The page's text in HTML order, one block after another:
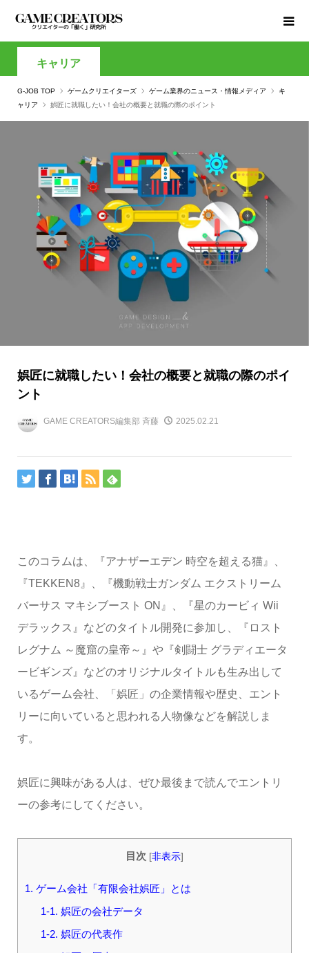
キャリア
G-JOB TOP ゲームクリエイターズ ゲーム業界のニュース・情報メディア
キ
ャリア
娯匠に就職したい！会社の概要と就職の際のポイント
娯匠に就職したい！会社の概要と就職の際のポイ
ント
GAME CREATORS編集部 斉藤 2025.02.21
このコラムは、『アナザーエデン 時空を超える猫』、
『TEKKEN8』、『機動戦士ガンダム エクストリーム
バーサス マキシブースト ON』、『星のカービィ Wii
デラックス』などのタイトル開発に参加し、『ロスト
レグナム ～魔窟の皇帝～』や『剣闘士 グラディエータ
ービギンズ』などのオリジナルタイトルも生み出して
いるゲーム会社、「娯匠」の企業情報や歴史、エント
リーに向いていると思われる人物像などを解説しま
す。
娯匠に興味がある人は、ぜひ最後まで読んでエントリ
ーの参考にしてください。
目次 [非表示]
1. ゲーム会社「有限会社娯匠」とは
1-1. 娯匠の会社データ
1-2. 娯匠の代表作